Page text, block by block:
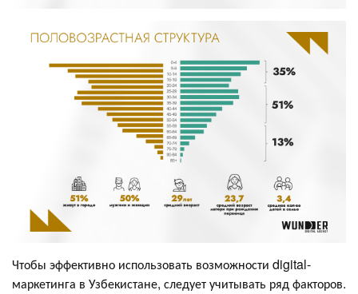
Чтобы эффективно использовать возможности digital-
маркетинга в Узбекистане, следует учитывать ряд факторов.